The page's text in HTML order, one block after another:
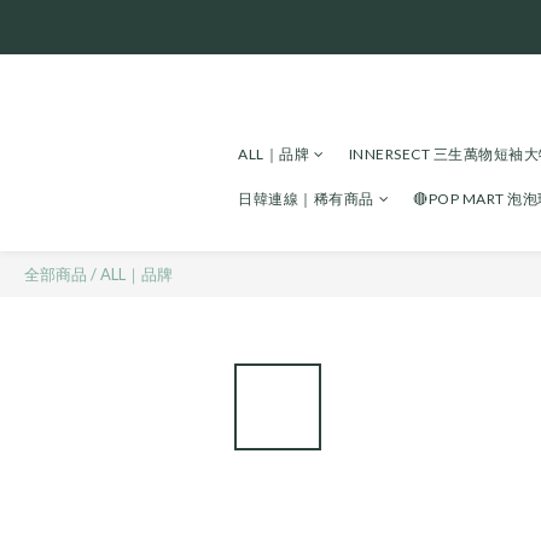
ALL｜品牌 INNERSECT 三生萬物短袖
日韓連線｜稀有商品 🔴POP MART 泡
全部商品 /ALL｜品牌